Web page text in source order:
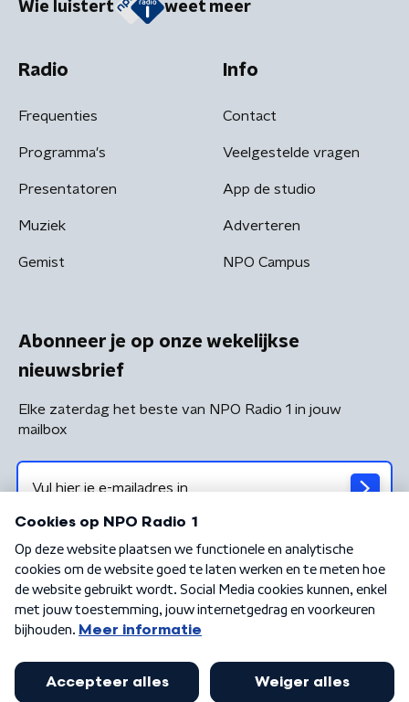
Wie luistert weet meer
Radio
Frequenties
Programma's
Presentatoren
Muziek
Gemist
Info
Contact
Veelgestelde vragen
App de studio
Adverteren
NPO Campus
Abonneer je op onze wekelijkse
nieuwsbrief
Elke zaterdag het beste van NPO Radio 1 in jouw
mailbox
Algemene voorwaarden Privacybeleid